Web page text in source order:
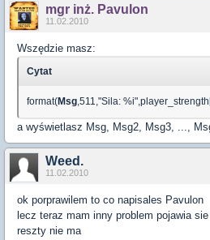
mgr inż. Pavulon
11.02.2010
Wszędzie masz:
Cytat
format(Msg,511,"Sila:
a wyświetlasz Msg, Msg2, Msg3, ...,
Weed.
11.02.2010
ok porprawilem to co napisales Pavulon
lecz teraz mam inny problem pojawia
reszty nie ma